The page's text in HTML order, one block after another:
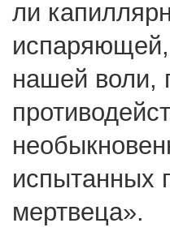
ли
нашей воли,
испытанных
мертвеца».